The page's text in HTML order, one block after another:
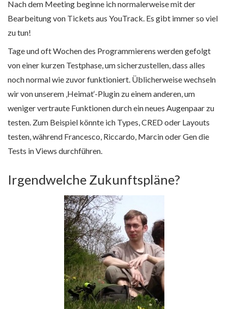
Nach dem Meeting beginne ich normalerweise mit der
Bearbeitung von Tickets aus YouTrack. Es gibt immer so viel
zu tun!
Tage und oft Wochen des Programmierens werden gefolgt
von einer kurzen Testphase, um sicherzustellen, dass alles
noch normal wie zuvor funktioniert. Üblicherweise wechseln
wir von unserem ‚Heimat‘-Plugin zu einem anderen, um
weniger vertraute Funktionen durch ein neues Augenpaar zu
testen. Zum Beispiel könnte ich Types, CRED oder Layouts
testen, während Francesco, Riccardo, Marcin oder Gen die
Tests in Views durchführen.
Irgendwelche Zukunftspläne?